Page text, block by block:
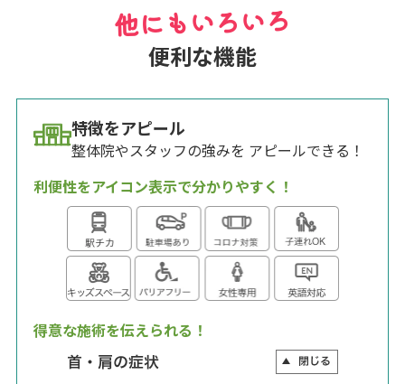
他にもいろいろ
便利な機能
特徴をアピール
整体院やスタッフの強みを アピールできる！
利便性をアイコン表示で分かりやすく！
得意な施術を伝えられる！